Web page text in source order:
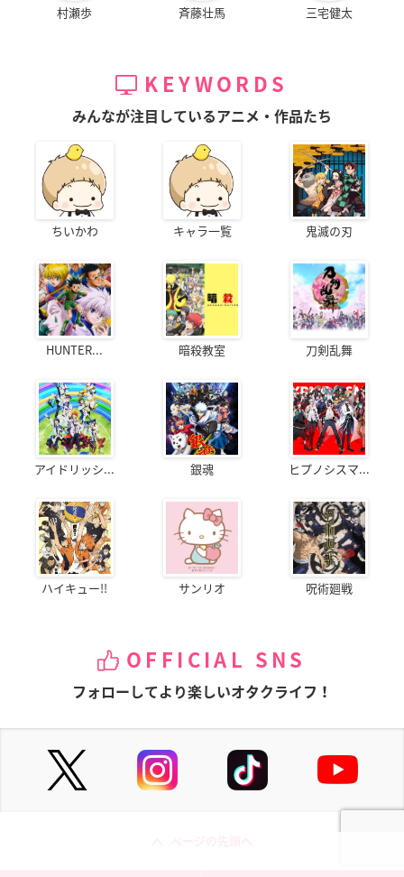
村瀬歩 斉藤壮馬 三宅健太
KEYWORDS
みんなが注目しているアニメ・作品たち
ちいかわ キャラ一覧 鬼滅の刃
HUNTER... 暗殺教室 刀剣乱舞
アイドリッシ... 銀魂 ヒプノシスマ...
ハイキュー!! サンリオ 呪術廻戦
OFFICIAL SNS
フォローしてより楽しいオタクライフ！